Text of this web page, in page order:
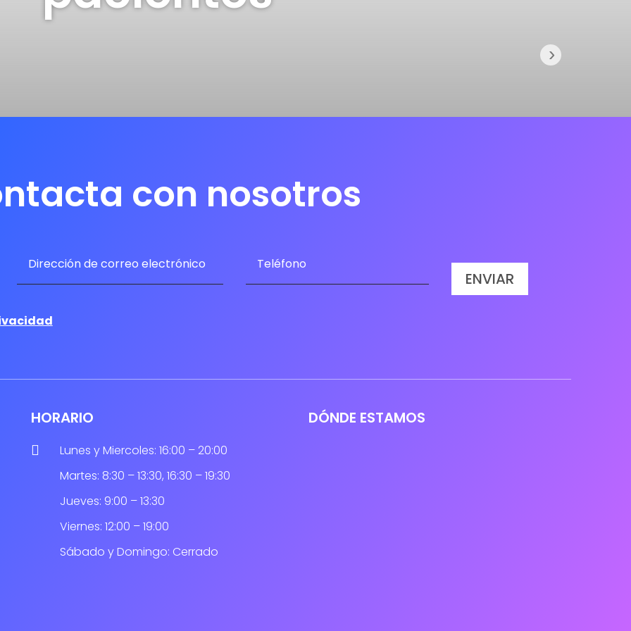
›
con nosotros
ENVIAR
HORARIO

Lunes y Miercoles: 16:00 – 20:00
Martes: 8:30 – 13:30, 16:30 – 19:30
Jueves: 9:00 – 13:30
Viernes: 12:00 – 19:00
Sábado y Domingo: Cerrado
DÓNDE ESTAMOS